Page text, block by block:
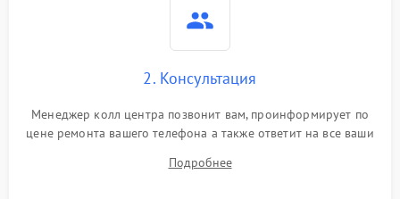
2. Консультация
Менеджер колл центра позвонит вам, проинформирует по
цене ремонта вашего телефона а также ответит на все ваши
Подробнее